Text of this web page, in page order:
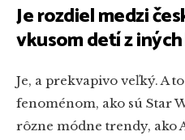
Je rozdiel medzi
vkusom detí z
Je, a prekvapivo veľký. A
fenoménom, ako sú Star
rôzne módne trendy, ako